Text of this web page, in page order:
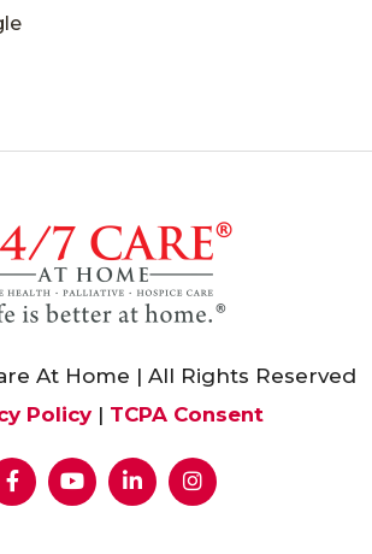
At Home | All Rights Reserved
Policy| TCPA Consent